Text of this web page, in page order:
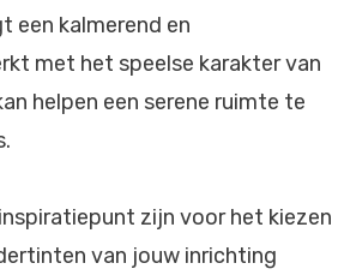
een kalmerend en
met het speelse karakter van
helpen een serene ruimte te
zijn voor het kiezen
van jouw inrichting